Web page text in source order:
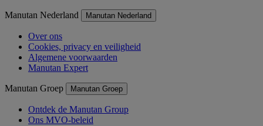
Manutan Nederland Manutan Nederland
Over ons
Cookies, privacy en veiligheid
Algemene voorwaarden
Manutan Expert
Manutan Groep Manutan Groep
Ontdek de Manutan Group
Ons MVO-beleid